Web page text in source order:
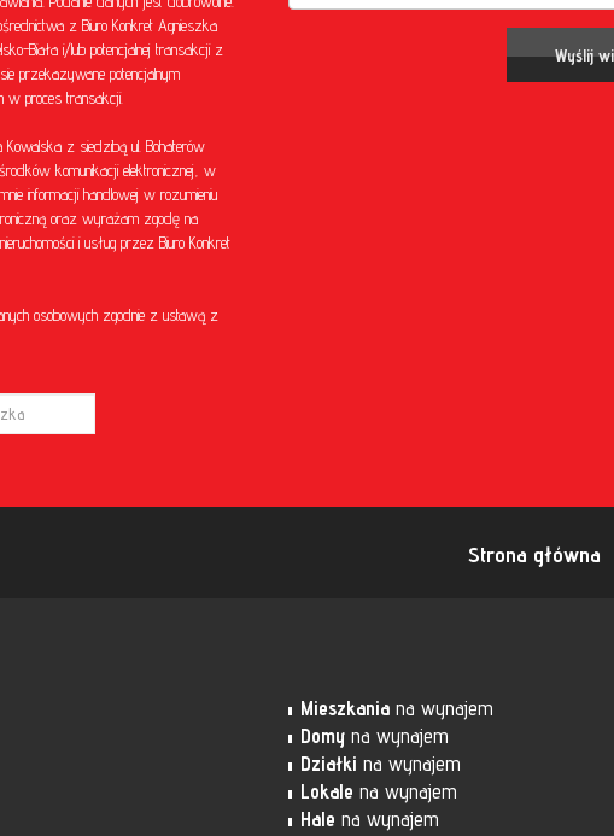
z Biuro Konkret Agnieszka
Biała i/lub potencjalnej transakcji z
przekazywane potencjalnym
w proces transakcji.
z siedzibą ul. Bohaterów
komunikacji elektronicznej, w
informacji handlowej w rozumieniu
oraz wyrażam zgodę na
i usług przez Biuro Konkret
osobowych zgodnie z ustawą z
Strona główna
Mieszkania na wynajem
Domy na wynajem
Działki na wynajem
Lokale na wynajem
Hale na wynajem